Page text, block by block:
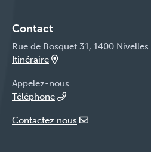
Contact
Rue de Bosquet 31, 1400 Nivelles
Itinéraire
Appelez-nous
Téléphone
Contactez nous